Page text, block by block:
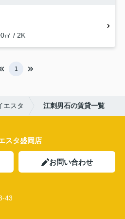
㎡ / 2K
1
エスタ 江刺男石の賃貸一覧
スタ盛岡店
お問い合わせ
43